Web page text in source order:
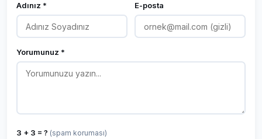
Adınız * E-posta
Yorumunuz *
3 + 3 = ? (spam koruması)